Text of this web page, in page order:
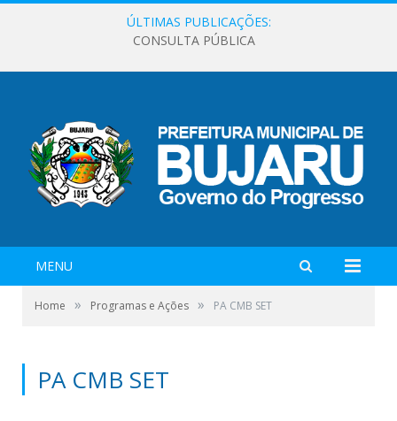
ÚLTIMAS PUBLICAÇÕES:
CONSULTA PÚBLICA
MENU
Home » Programas e Ações » PA CMB SET
PA CMB SET